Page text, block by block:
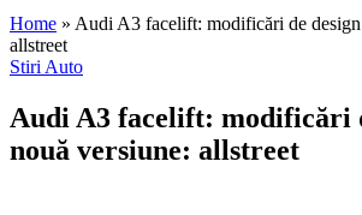
Home » Audi A3 facelift: modificări de
allstreet
Posted
Stiri Auto
Audi A3 facelift: modificări
nouă versiune: allstreet